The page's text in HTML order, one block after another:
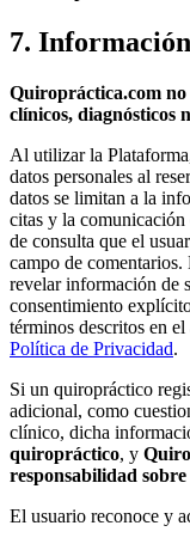
7.
Quiropráctica.com no
clínicos, diagnósticos
Al utilizar la
datos personales al
datos se limitan a la
citas y la
de consulta que el
campo de
revelar información de
consentimiento
términos descritos en
Política de Privacidad.
Si un quiropráctico
adicional, como
clínico, dicha
quiropráctico, y
responsabilidad sobre
El usuario reconoce y